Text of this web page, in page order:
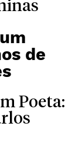
de
Poeta: